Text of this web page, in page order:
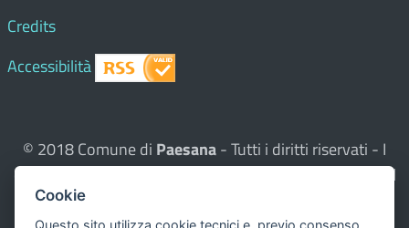
Credits
Accessibilità
© 2018 Comune di Paesana- Tutti i diritti riservati - I
contenuti del sito, testi e immagini sono di proprietà del
Comune - CMS:
Cookie
Questo sito utilizza cookie tecnici e, previo consenso,